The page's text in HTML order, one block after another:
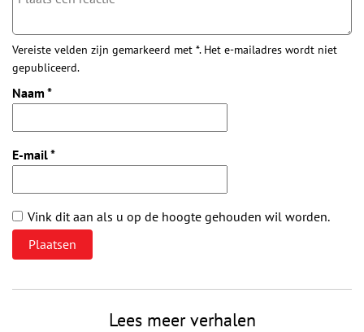
Vereiste velden zijn gemarkeerd met *. Het e-mailadres wordt niet
gepubliceerd.
Naam *
E-mail*
Vink dit aan als u op de hoogte gehouden wil worden.
Lees meer verhalen